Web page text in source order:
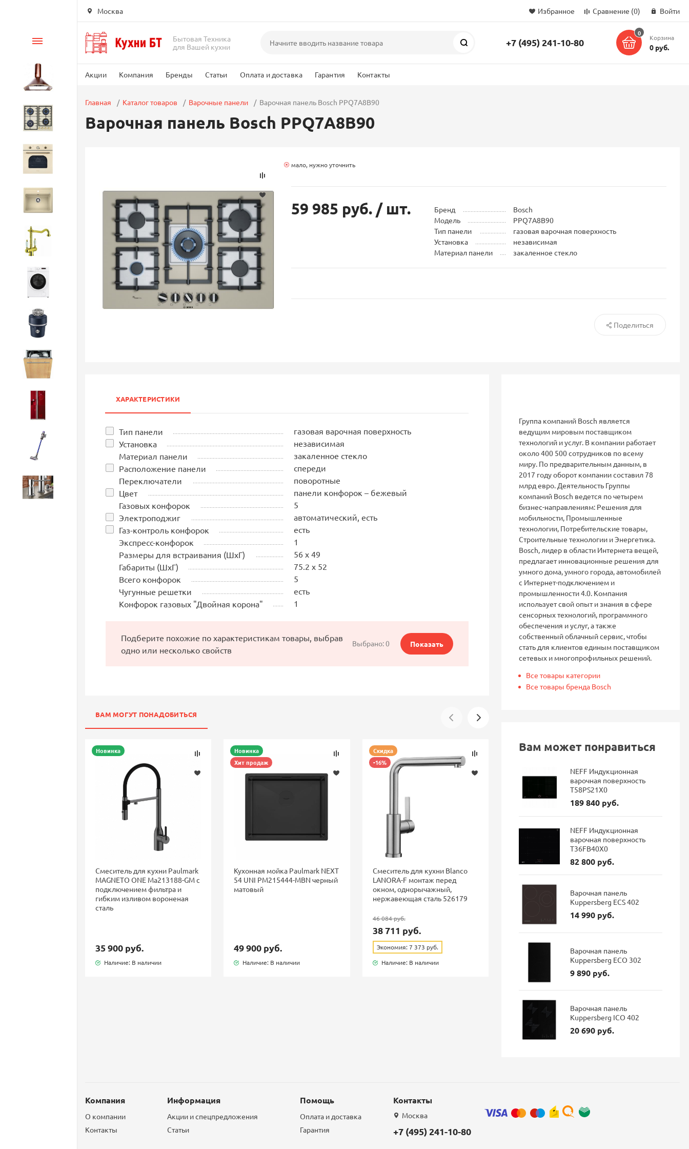
Москва Избранное Сравнение (0) Войти
Бытовая Техника
для Вашей кухни
Поиск +7 (495) 241-10-80
0
Корзина
0 руб.
Акции Компания Бренды Статьи Оплата и доставка Гарантия Контакты
Каталог
Вытяжки
Варочные панели
Кухонные мойки
Стиральные машины
Бытовая техника
Аксессуары
Главная Каталог товаров Варочные панели Варочная панель Bosch PPQ7A8B90
Варочная панель Bosch PPQ7A8B90
мало, нужно уточнить
59 985 руб. / шт. Бренд
Bosch
Модель
PPQ7A8B90
Тип панели
газовая варочная поверхность
Установка
независимая
Материал панели
закаленное стекло
Поделиться
ХАРАКТЕРИСТИКИ
Тип панели
газовая варочная поверхность
Установка
независимая
Материал панели
закаленное стекло
Расположение панели
спереди
Переключатели
поворотные
Цвет
панели конфорок – бежевый
Газовых конфорок
5
Электроподжиг
автоматический, есть
Газ-контроль конфорок
есть
Экспресс-конфорок
1
Размеры для встраивания (ШхГ)
56 x 49
Габариты (ШхГ)
75.2 x 52
Всего конфорок
5
Чугунные решетки
есть
Конфорок газовых "Двойная корона"
1
Подберите похожие по характеристикам товары, выбрав
одно или несколько свойств
Выбрано:0 Показать
ВАМ МОГУТ ПОНАДОБИТЬСЯ
Новинка
Смеситель для кухни Paulmark
MAGNETO ONE Ma213188-GM с
подключением фильтра и
гибким изливом вороненая
сталь
35 900 руб.
Наличие: В наличии
Новинка
Хит продаж
Кухонная мойка Paulmark NEXT
54 UNI PM215444-MBN черный
матовый
49 900 руб.
Наличие: В наличии
Скидка
-16%
Смеситель для кухни Blanco
LANORA-F монтаж перед
окном, однорычажный,
нержавеющая сталь 526179
46 084 руб.
38 711 руб.
Экономия: 7 373 руб.
Наличие: В наличии
Скидка
фильтра Dark steel 527737
114 687 руб.
96 337 руб.
Экономия: 18 350 руб.
Наличие: В наличии
Новинка
Группа компаний Bosch является
ведущим мировым поставщиком
технологий и услуг. В компании работает
около 400 500 сотрудников по всему
миру. По предварительным данным, в
2017 году оборот компании составил 78
млрд евро. Деятельность Группы
компаний Bosch ведется по четырем
бизнес-направлениям: Решения для
мобильности, Промышленные
технологии, Потребительские товары,
Строительные технологии и Энергетика.
Bosch, лидер в области Интернета вещей,
предлагает инновационные решения для
умного дома, умного города, автомобилей
с Интернет-подключением и
промышленности 4.0. Компания
использует свой опыт и знания в сфере
сенсорных технологий, программного
обеспечения и услуг, а также
собственный облачный сервис, чтобы
стать для клиентов единым поставщиком
сетевых и многопрофильных решений.
Все товары категории
Все товары бренда Bosch
Вам может понравиться
NEFF Индукционная
варочная поверхность
T58PS21X0
189 840 руб.
NEFF Индукционная
варочная поверхность
T36FB40X0
82 800 руб.
Варочная панель
Kuppersberg ECS 402
14 990 руб.
Варочная панель
Kuppersberg ECO 302
9 890 руб.
Варочная панель
Kuppersberg ICO 402
20 690 руб.
Компания
О компании
Контакты
Информация
Акции и спецпредложения
Статьи
Помощь
Оплата и доставка
Гарантия
Контакты
Москва
+7 (495) 241-10-80